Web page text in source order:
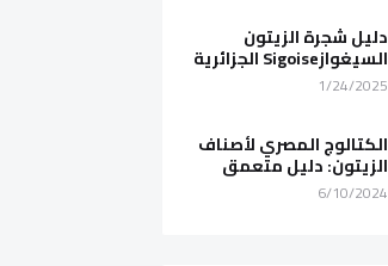
دليل شجرة الزيتون
السيغوازSigoise الجزائرية
1/24/2025
الكتالوج المصري لأصناف
الزيتون: دليل متعمق
6/10/2024